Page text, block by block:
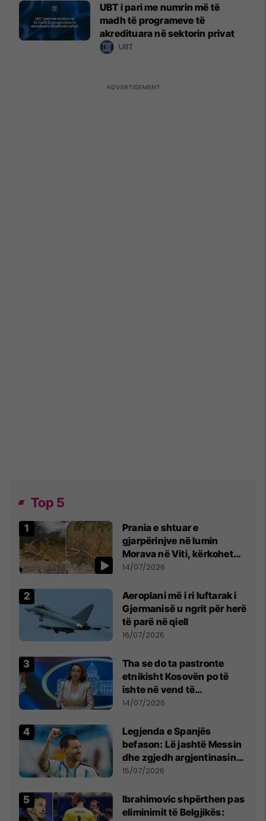
UBT i pari me numrin më të
madh të programeve të
akredituara në sektorin privat
UBT
Top 5
Prania e shtuar e
gjarpërinjve në lumin
Morava në Viti, kërkohet
kujdes nga qytetarët
14/07/2026
Aeroplani më i ri luftarak i
Gjermanisë u ngrit për herë
të parë në qiell
16/07/2026
Tha se do ta pastronte
etnikisht Kosovën po të
ishte në vend të
Millosheviqit, Lëvizja e
kërkon shkarkimin e
menjëhershëm të
Snezhana Paunoviq
14/07/2026
Legjenda e Spanjës
befason: Lë jashtë Messin
dhe zgjedh argjentinasin
më të mirë në botë
15/07/2026
Ibrahimovic shpërthen pas
eliminimit të Belgjikës: